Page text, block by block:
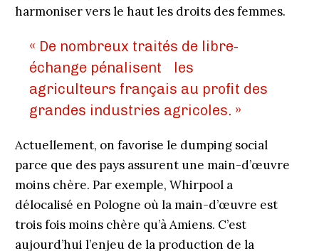
harmoniser vers le haut les droits des femmes.
« De nombreux traités de libre-
échange pénalisent les
agriculteurs français au profit des
grandes industries agricoles. »
Actuellement, on favorise le dumping social
parce que des pays assurent une main-d’œuvre
moins chère. Par exemple, Whirpool a
délocalisé en Pologne où la main-d’œuvre est
trois fois moins chère qu’à Amiens. C’est
aujourd’hui l’enjeu de la production de la